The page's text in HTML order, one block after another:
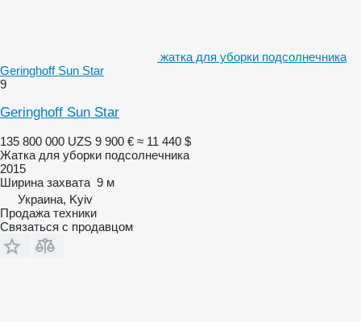
жатка для уборки подсолнечника
Geringhoff Sun Star
9
Geringhoff Sun Star
135 800 000 UZS 9 900 € ≈ 11 440 $
Жатка для уборки подсолнечника
2015
Ширина захвата 9 м
Украина, Kyiv
Продажа техники
Связаться с продавцом